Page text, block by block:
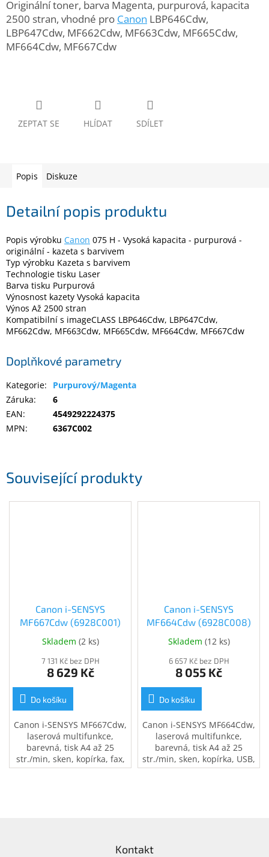
www.inpraise.cz
Gaming
sport
zahrada
Velké
spotřebiče
Počítače
a
notebooky
Elektronika
Domácnost
%
Friday
VÝPRODEJ
TONERY
OEM
Doprodej
Přihlášení
Originální toner, barva Magenta, purpurová, kapacita
2500 stran, vhodné pro Canon LBP646Cdw,
LBP647Cdw, MF662Cdw, MF663Cdw, MF665Cdw,
MF664Cdw, MF667Cdw
ZEPTAT SE HLÍDAT SDÍLET
Související produkty
Canon i-SENSYS
MF667Cdw (6928C001)
Skladem (2 ks)
7 131 Kč bez DPH
8 629 Kč
Do košíku
Canon i-SENSYS MF667Cdw,
laserová multifunkce,
barevná, tisk A4 až 25
str./min, sken, kopírka, fax,
USB, LAN, WiFi, DADF,
Canon i-SENSYS
MF664Cdw (6928C008)
Skladem (12 ks)
6 657 Kč bez DPH
8 055 Kč
Do košíku
Canon i-SENSYS MF664Cdw,
laserová multifunkce,
barevná, tisk A4 až 25
str./min, sken, kopírka, USB,
LAN, WiFi, ADF, automatický
Popis Diskuze
Detailní popis produktu
Popis výrobku Canon 075 H - Vysoká kapacita - purpurová -
originální - kazeta s barvivem
Typ výrobku Kazeta s barvivem
Technologie tisku Laser
Barva tisku Purpurová
Výnosnost kazety Vysoká kapacita
Výnos Až 2500 stran
Kompatibilní s imageCLASS LBP646Cdw, LBP647Cdw,
MF662Cdw, MF663Cdw, MF665Cdw, MF664Cdw, MF667Cdw
Doplňkové parametry
Kategorie:
Purpurový/Magenta
Záruka:
6
EAN:
4549292224375
MPN: 6367C002
Kontakt